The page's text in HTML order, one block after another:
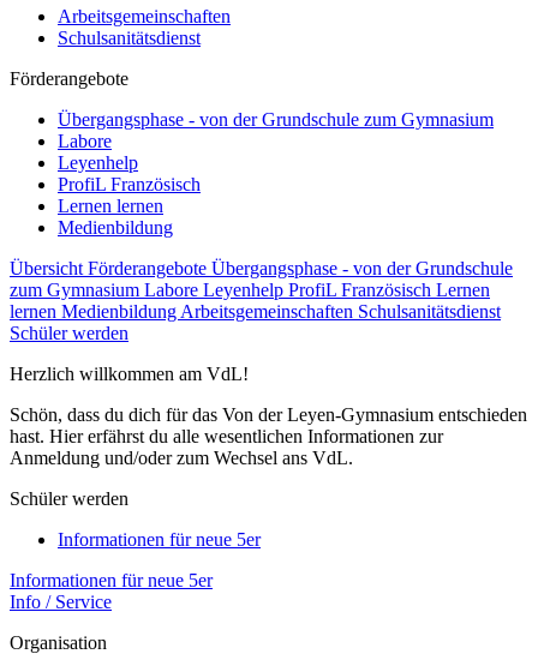
Arbeitsgemeinschaften
Schulsanitätsdienst
Förderangebote
Übergangsphase - von der Grundschule zum Gymnasium
Labore
Leyenhelp
ProfiL Französisch
Lernen lernen
Medienbildung
Übersicht Förderangebote Übergangsphase - von der Grundschule
zum Gymnasium Labore Leyenhelp ProfiL Französisch Lernen
lernen Medienbildung Arbeitsgemeinschaften Schulsanitätsdienst
Schüler werden
Herzlich willkommen am VdL!
Schön, dass du dich für das Von der Leyen-Gymnasium entschieden
hast. Hier erfährst du alle wesentlichen Informationen zur
Anmeldung und/oder zum Wechsel ans VdL.
Schüler werden
Informationen für neue 5er
Informationen für neue 5er
Info / Service
Organisation